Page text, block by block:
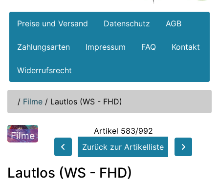
Preise und Versand Datenschutz AGB
Zahlungsarten Impressum FAQ Kontakt
Widerrufsrecht
/ Filme / Lautlos (WS - FHD)
Filme
Artikel 583/992
Zurück zur Artikelliste
Lautlos (WS - FHD)